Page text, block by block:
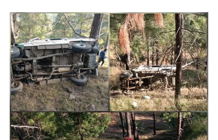
3
Admin August 6, 2026
संगठन विस्तार के तहत कई नई नियुक्तियां, बूथ स्तर तक
संगठन मजबूत करने और युवाओं…
4
अल्मोड़ा उत्तराखण्ड कुमाऊं ख़बरें
चौखुटिया में सेवा पखवाड़ा शिविर: 954 लोगों ने
लिया लाभ, 191 में से 182 शिकायतों का मौके
पर हुआ निस्तारण
Admin August 5, 2026
तड़ागताल में आयोजित सेवा पखवाड़ा शिविर में 954 लोगों
ने किया प्रतिभाग जिलाधिकारी अंशुल सिंह…